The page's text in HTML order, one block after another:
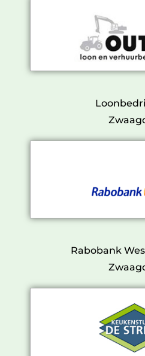
Rabobank